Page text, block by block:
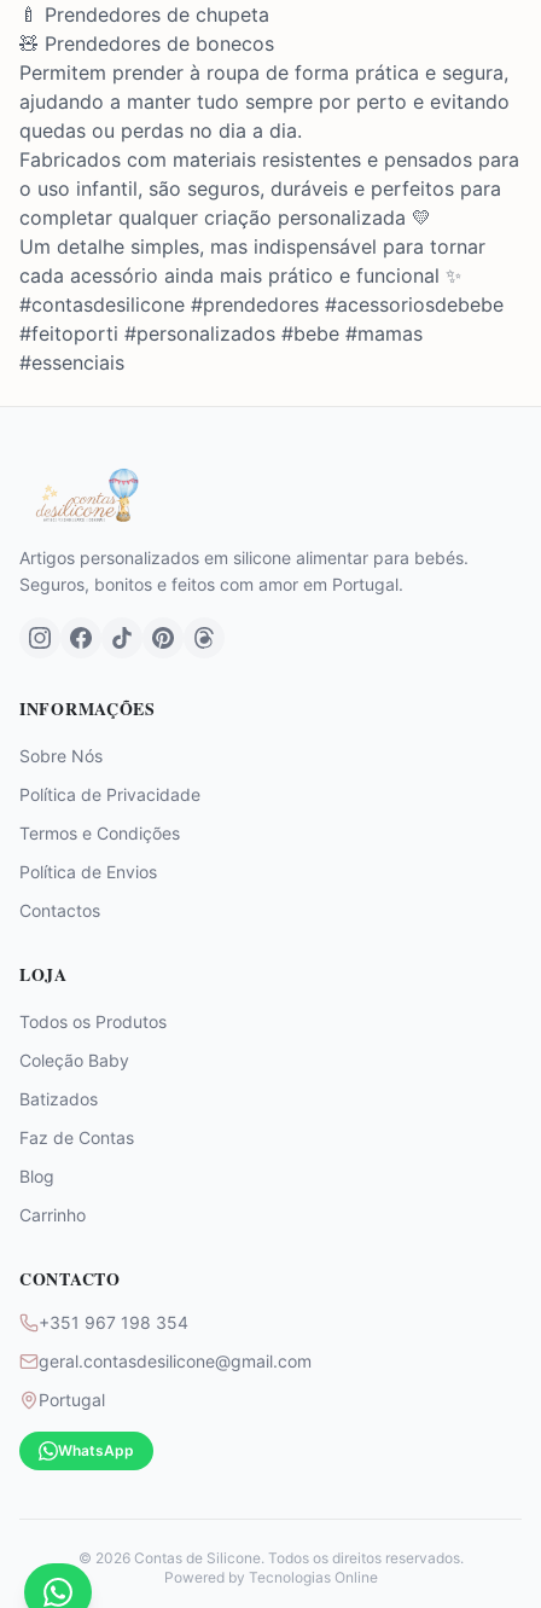
🍼 Prendedores de chupeta
🧸 Prendedores de bonecos
Permitem prender à roupa de forma prática e segura,
ajudando a manter tudo sempre por perto e evitando
quedas ou perdas no dia a dia.
Fabricados com materiais resistentes e pensados para
o uso infantil, são seguros, duráveis e perfeitos para
completar qualquer criação personalizada 💛
Um detalhe simples, mas indispensável para tornar
cada acessório ainda mais prático e funcional ✨
#contasdesilicone #prendedores #acessoriosdebebe
#feitoporti #personalizados #bebe #mamas
#essenciais
Artigos personalizados em silicone alimentar para bebés.
Seguros, bonitos e feitos com amor em Portugal.
INFORMAÇÕES
Sobre Nós
Política de Privacidade
Termos e Condições
Política de Envios
Contactos
LOJA
Todos os Produtos
Coleção Baby
Batizados
Faz de Contas
Blog
Carrinho
CONTACTO
+351 967 198 354
geral.contasdesilicone@gmail.com
Portugal
WhatsApp
© 2026Contas de Silicone. Todos os direitos reservados.
Powered by Tecnologias Online